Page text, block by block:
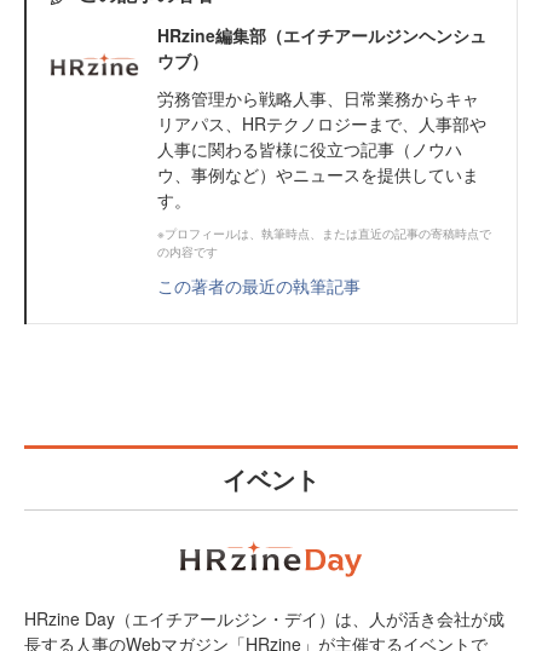
HRzine編集部（エイチアールジンヘンシュ
ウブ）
労務管理から戦略人事、日常業務からキャ
リアパス、HRテクノロジーまで、人事部や
人事に関わる皆様に役立つ記事（ノウハ
ウ、事例など）やニュースを提供していま
す。
※プロフィールは、執筆時点、または直近の記事の寄稿時点で
の内容です
この著者の最近の執筆記事
イベント
HRzine Day（エイチアールジン・デイ）は、人が活き会社が成
長する人事のWebマガジン「HRzine」が主催するイベントで